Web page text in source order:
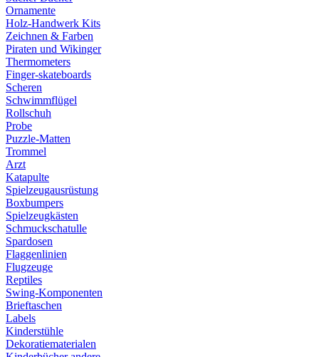
Ornamente
Holz-Handwerk Kits
Zeichnen & Farben
Piraten und Wikinger
Thermometers
Finger-skateboards
Scheren
Schwimmflügel
Rollschuh
Probe
Puzzle-Matten
Trommel
Arzt
Katapulte
Spielzeugausrüstung
Boxbumpers
Spielzeugkästen
Schmuckschatulle
Spardosen
Flaggenlinien
Flugzeuge
Reptiles
Swing-Komponenten
Brieftaschen
Labels
Kinderstühle
Dekoratiematerialen